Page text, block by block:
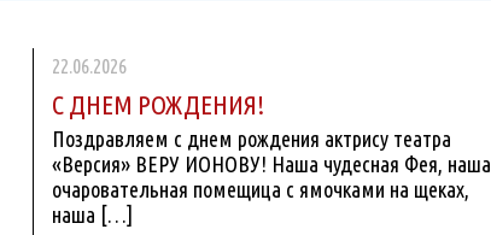
22.06.2026
С ДНЕМ РОЖДЕНИЯ!
Поздравляем с днем рождения актрису театра
«Версия» ВЕРУ ИОНОВУ! Наша чудесная Фея, наша
очаровательная помещица с ямочками на щеках,
наша […]